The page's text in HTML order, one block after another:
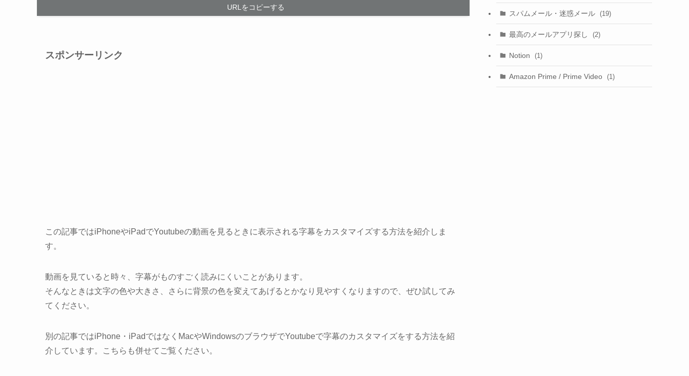
URLをコピーする
スポンサーリンク
この記事ではiPhoneやiPadでYoutubeの動画を見るときに表示される字幕をカスタマイズする方法を紹介しま
す。
動画を見ていると時々、字幕がものすごく読みにくいことがあります。
そんなときは文字の色や大きさ、さらに背景の色を変えてあげるとかなり見やすくなりますので、ぜひ試してみ
てください。
別の記事ではiPhone・iPadではなくMacやWindowsのブラウザでYoutubeで字幕のカスタマイズをする方法を紹
介しています。こちらも併せてご覧ください。
スパムメール・迷惑メール (19)
最高のメールアプリ探し (2)
Notion (1)
Amazon Prime / Prime Video (1)